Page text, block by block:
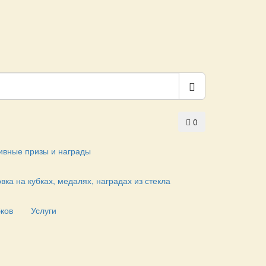
0
призы и награды
на кубках, медалях, наградах из стекла
Услуги